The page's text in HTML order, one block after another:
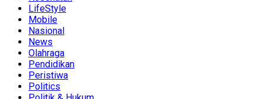
LifeStyle
Mobile
Nasional
News
Olahraga
Pendidikan
Peristiwa
Politics